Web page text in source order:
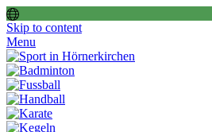
Skip to content
Menu